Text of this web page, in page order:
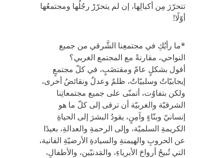
تتحرّرَ مِن أكبالِها، إن لم يتحرّرْ رجُلُها ومجتمعُها
أوّلًا!
*ما رأيُكِ في مجتمعِنا الشَّرقي من جميع
النواحي، مقارنةً مع المجتمع الغربي؟
أقول بشكلٍ عامّ ومقتضَبٍ، في كلّ مجتمعٍ
إيجابيّاتٌ وسلبيّاتٌ، ظلمٌ وعدلٌ ونقائضُ أخرى،
ولكن بتفاوُت، أتمنّى على جميع مجتمعاتِنا
الشرقيّة والغربيّة أن ترقى إلى كلّ ما هو
إنسانيّ وبنّاءٍ وآمِنٍ، يقودُ البشرَ إلى الحياةِ
الكريمةِ السلميّة، وإلى الرحمةِ والعدالةِ، بعيدًا
عن الحروبِ والهيمنةِ والسيادةِ الأرضيّةِ الفانية،
التي تُبيحُ أرواحَ الأبرياءِ، والمَدنيّين، والأطفالِ،